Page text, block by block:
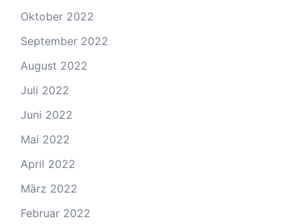
Oktober 2022
September 2022
August 2022
Juli 2022
Juni 2022
Mai 2022
April 2022
März 2022
Februar 2022